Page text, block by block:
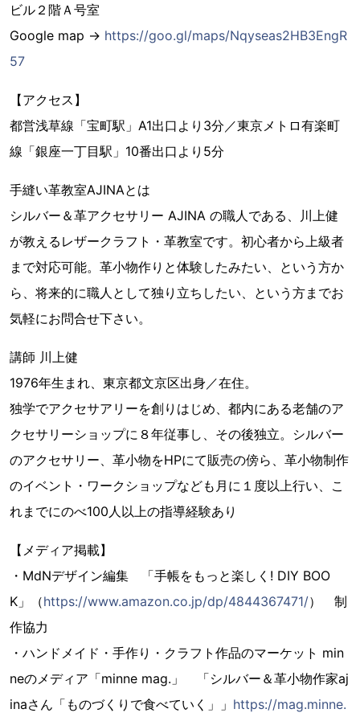
ビル２階Ａ号室
Google map → https://goo.gl/maps/Nqyseas2HB3EngR
57
【アクセス】
都営浅草線「宝町駅」A1出口より3分／東京メトロ有楽町
線「銀座一丁目駅」10番出口より5分
手縫い革教室AJINAとは
シルバー＆革アクセサリー AJINA の職人である、川上健
が教えるレザークラフト・革教室です。初心者から上級者
まで対応可能。革小物作りと体験したみたい、という方か
ら、将来的に職人として独り立ちしたい、という方までお
気軽にお問合せ下さい。
講師 川上健
1976年生まれ、東京都文京区出身／在住。
独学でアクセサアリーを創りはじめ、都内にある老舗のア
クセサリーショップに８年従事し、その後独立。シルバー
のアクセサリー、革小物をHPにて販売の傍ら、革小物制作
のイベント・ワークショップなども月に１度以上行い、こ
れまでにのべ100人以上の指導経験あり
【メディア掲載】
・MdNデザイン編集 「手帳をもっと楽しく! DIY BOO
K」（https://www.amazon.co.jp/dp/4844367471/） 制
作協力
・ハンドメイド・手作り・クラフト作品のマーケット min
neのメディア「minne mag.」 「シルバー＆革小物作家aj
inaさん「ものづくりで食べていく」」 https://mag.minne.